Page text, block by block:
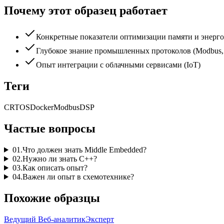
Почему этот образец работает
Конкретные показатели оптимизации памяти и
Глубокое знание промышленных протоколов
Опыт интеграции с облачными сервисами (IoT)
Теги
CRTOSDockerModbusDSP
Частые вопросы
01 .Что должен знать Middle Embedded?
02.Нужно ли знать C++?
03.Как описать опыт?
04.Важен ли опыт в схемотехнике?
Похожие образцы
Ведущий Веб-аналитикЭксперт